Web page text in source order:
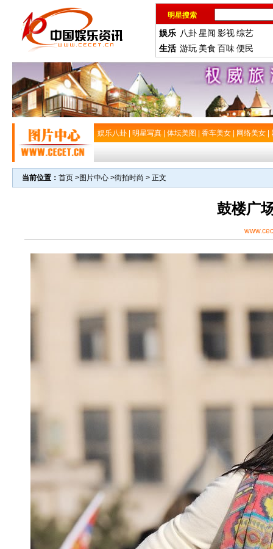
明星搜索
娱乐 八卦星闻 影视综艺
生活 游玩 美食 百味便民
娱乐八卦 明星写真 体坛美图 香车美女 网络美女
当前位置： 首页 >图片中心 >街拍时尚 > 正文
鼓楼广